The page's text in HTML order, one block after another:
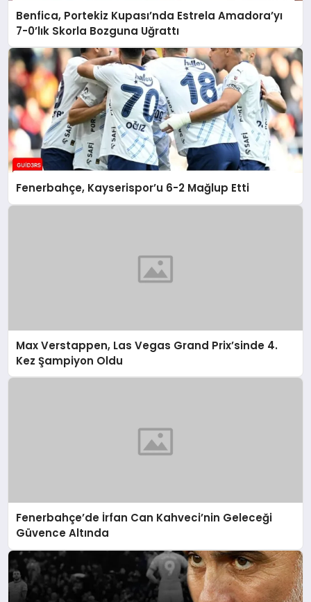
Benfica, Portekiz Kupası’nda Estrela Amadora’yı
7-0’lık Skorla Bozguna Uğrattı
Fenerbahçe, Kayserispor’u 6-2 Mağlup Etti
Max Verstappen, Las Vegas Grand Prix’sinde 4.
Kez Şampiyon Oldu
Fenerbahçe’de İrfan Can Kahveci’nin Geleceği
Güvence Altında